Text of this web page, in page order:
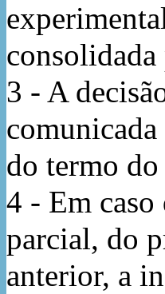
3 - A
comunicada
do termo
4 - Em
parcial, do
anterior, a